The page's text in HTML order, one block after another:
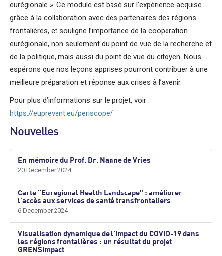
eurégionale ». Ce module est basé sur l’expérience acquise
grâce à la collaboration avec des partenaires des régions
frontalières, et souligne l’importance de la coopération
eurégionale, non seulement du point de vue de la recherche et
de la politique, mais aussi du point de vue du citoyen. Nous
espérons que nos leçons apprises pourront contribuer à une
meilleure préparation et réponse aux crises à l’avenir.
Pour plus d’informations sur le projet, voir :
https://euprevent.eu/periscope/
Nouvelles
En mémoire du Prof. Dr. Nanne de Vries
20 December 2024
Carte “Euregional Health Landscape” : améliorer
l'accès aux services de santé transfrontaliers
6 December 2024
Visualisation dynamique de l’impact du COVID-19 dans
les régions frontalières : un résultat du projet
GRENSimpact